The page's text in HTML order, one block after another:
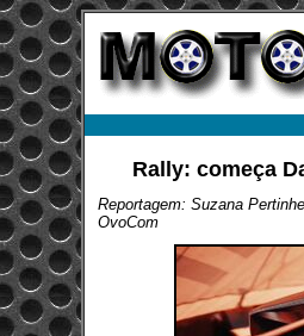
Rally: começa
Reportagem: Suzana
OvoCom